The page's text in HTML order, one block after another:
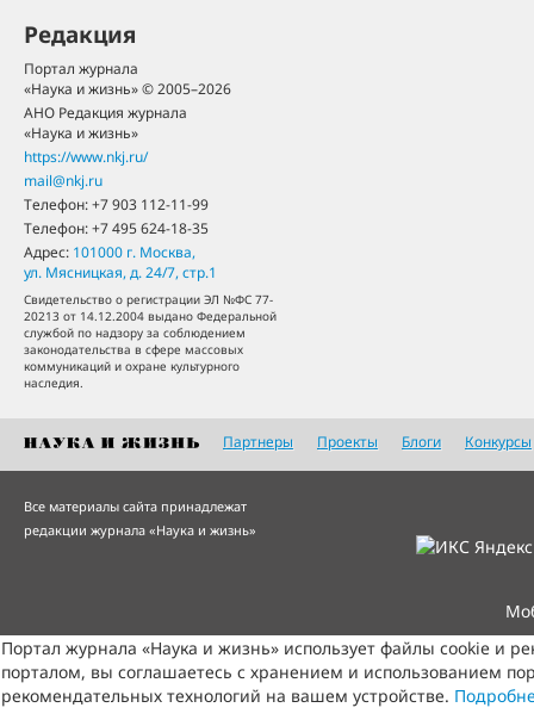
Редакция
Портал журнала
«Наука и жизнь» © 2005–2026
АНО Редакция журнала
«Наука и жизнь»
https://www.nkj.ru/
mail@nkj.ru
Телефон:+7 903 112-11-99
Телефон:+7 495 624-18-35
Адрес: 101000 г. Москва,
ул. Мясницкая, д. 24/7, стр.1
Свидетельство о регистрации ЭЛ №ФС 77-
20213 от 14.12.2004 выдано Федеральной
службой по надзору за соблюдением
законодательства в сфере массовых
коммуникаций и охране культурного
наследия.
Партнеры Проекты Блоги Конкурсы
Все материалы сайта принадлежат
редакции журнала «Наука и жизнь»
Портал журнала «Наука и жизнь» использует файлы cookie и
порталом, вы соглашаетесь с хранением и использованием
рекомендательных технологий на вашем устройстве.